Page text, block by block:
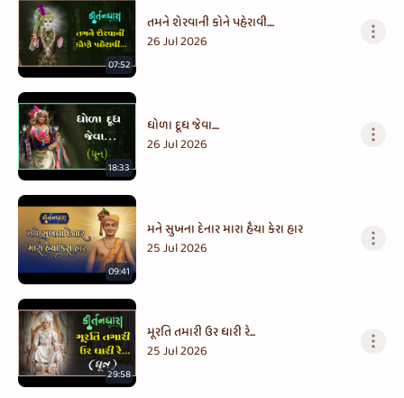
07:52
તમને શેરવાની કોને પહેરાવી....
26 Jul 2026
18:33
ધોળા દૂધ જેવા....
26 Jul 2026
09:41
મને સુખના દેનાર મારા હૈયા કેરા હાર
25 Jul 2026
29:58
મૂરતિ તમારી ઉર ધારી રે...
25 Jul 2026